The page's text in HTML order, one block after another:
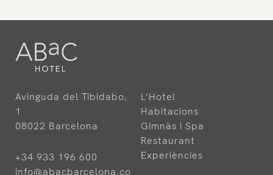
Avinguda del Tibidabo,
1
08022 Barcelona
+34 933 196 600
info@abacbarcelona.co
L’Hotel
Habitacions
Gimnàs i Spa
Restaurant
Experiències